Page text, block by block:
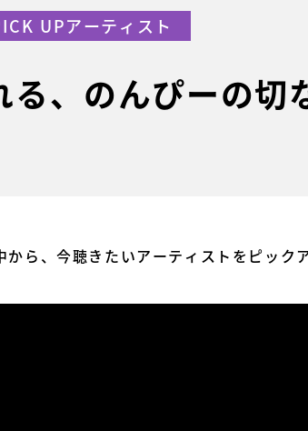
る、のんぴーの切
UPアーティスト
ら、今聴きたいアーティストをピック